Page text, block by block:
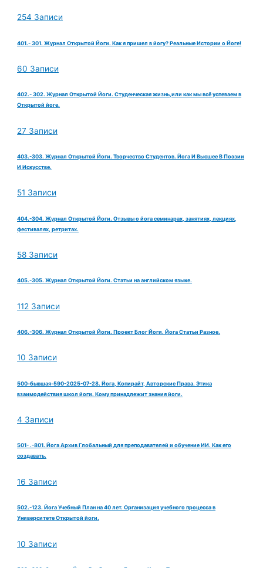
254 Записи
401.- 301. Журнал Открытой Йоги. Как я пришел в йогу? Реальные Истории о Йоге!
60 Записи
402.- 302. Журнал Открытой Йоги. Студенческая жизнь,или как мы всё успеваем в
Открытой йоге.
27 Записи
403.-303. Журнал Открытой Йоги. Творчество Студентов. Йога И Высшее В Поэзии
И Искусстве.
51 Записи
404.-304. Журнал Открытой Йоги. Отзывы о йога семинарах, занятиях, лекциях,
фестивалях, ретритах.
58 Записи
405.-305. Журнал Открытой Йоги. Статьи на английском языке.
112 Записи
406.-306. Журнал Открытой Йоги. Проект Блог Йоги. Йога Статьи Разное.
10 Записи
500-бывшая-590-2025-07-28. Йога, Копирайт, Авторские Права. Этика
взаимодействия школ йоги. Кому принадлежит знания йоги.
4 Записи
501- .-801. Йога Архив Глобальный для преподавателей и обучение ИИ. Как его
создавать.
16 Записи
502.-123. Йога Учебный План на 40 лет. Организация учебного процесса в
Университете Открытой йоги.
10 Записи